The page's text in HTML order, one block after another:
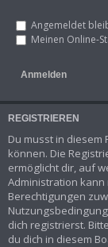
Angemeldet
Meinen Online-
REGISTRIEREN
Du musst in diesem
können. Die
ermöglicht dir, auf
Administration
Berechtigungen
dich registrierst.
du dich in diesem